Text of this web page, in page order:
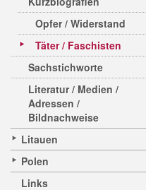
Opfer / Widerstand
Täter / Faschisten
Sachstichworte
Literatur / Medien /
Adressen /
Bildnachweise
Litauen
Polen
Links